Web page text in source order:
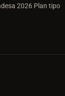
2026 Plan tipo